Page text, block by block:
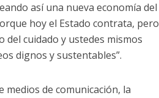
así una nueva economía del
hoy el Estado contrata, pero
del cuidado y ustedes mismos
dignos y sustentables”.
de comunicación, la